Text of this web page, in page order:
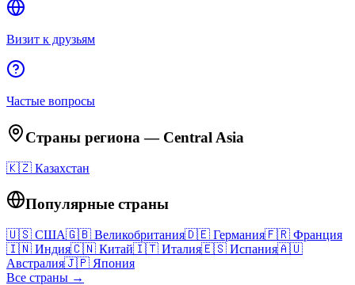
Визит к друзьям
Частые вопросы
Страны региона — Central Asia
🇰🇿 Казахстан
Популярные страны
🇺🇸 США🇬🇧 Великобритания🇩🇪 Германия🇫🇷 Франция
🇮🇳 Индия🇨🇳 Китай🇮🇹 Италия🇪🇸 Испания🇦🇺
Австралия🇯🇵 Япония
Все страны →